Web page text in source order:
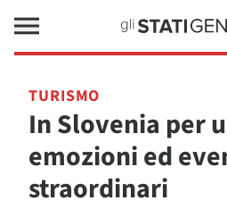
TURISMO
In Slovenia per
emozioni ed
straordinari